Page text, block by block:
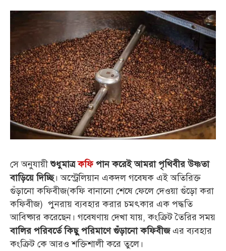
সে অনুযায়ীশুধুমাত্রকফিপান করেই আমরা পৃথিবীর উষ্ণতা
বাড়িয়ে দিচ্ছি। অস্ট্রেলিয়ান একদল গবেষক এই অতিরিক্ত
গুঁড়ানো কফিবীজ(কফি বানানো শেষে ফেলে দেওয়া গুঁড়ো করা
কফিবীজ) পুনরায় ব্যবহার করার চমৎকার এক পদ্ধতি
আবিষ্কার করেছেন। গবেষণায় দেখা যায়, কংক্রিট তৈরির সময়
বালির পরিবর্তে কিছু পরিমাণে গুঁড়ানো কফিবীজএর ব্যবহার
কংক্রিট কে আরও শক্তিশালী করে তুলে।